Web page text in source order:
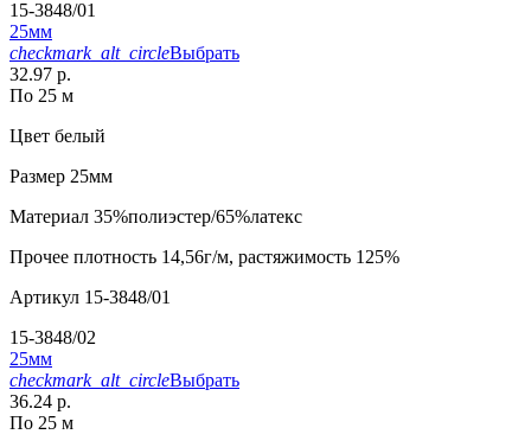
15-3848/01
25мм
checkmark_alt_circleВыбрать
32.97 р.
По 25 м
Цвет белый
Размер 25мм
Материал 35%полиэстер/65%латекс
Прочее плотность 14,56г/м, растяжимость 125%
Артикул 15-3848/01
15-3848/02
25мм
checkmark_alt_circleВыбрать
36.24 р.
По 25 м